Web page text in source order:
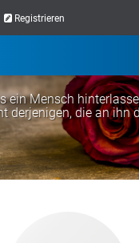
Registrieren
ein Mensch
derjenigen, die an ihn